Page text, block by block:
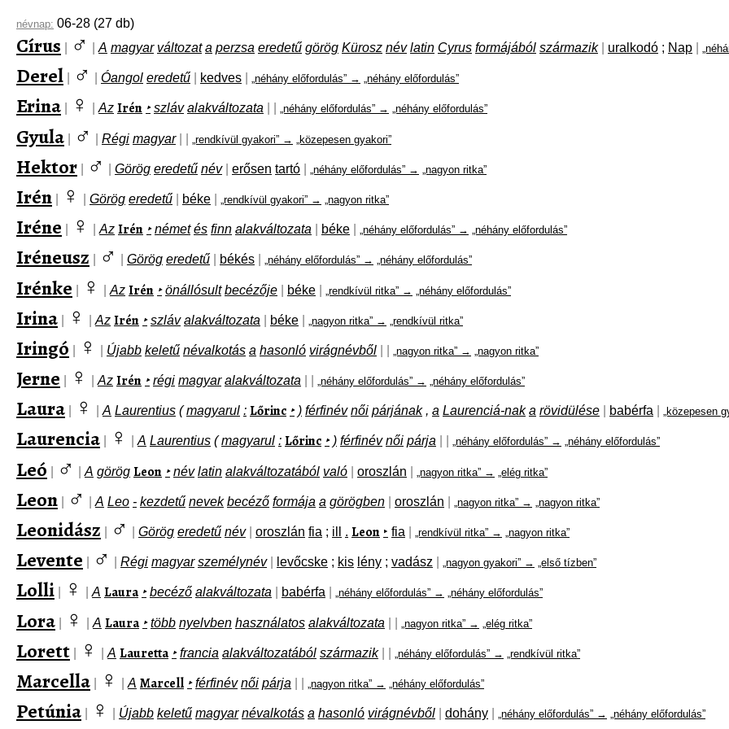
névnap: 06-28 (27 db)
Círus ♂ A magyar változat a perzsa eredetű görög Kürosz név latin Cyrus formájából származik uralkodó ; Nap
Derel ♂ Óangol eredetű kedves „néhány előfordulás” → „néhány előfordulás”
Erina ♀ Az Irén ‣ szláv alakváltozata „néhány előfordulás” → „néhány előfordulás”
Gyula ♂ Régi magyar „rendkívül gyakori” → „közepesen gyakori”
Hektor ♂ Görög eredetű név erősen tartó „néhány előfordulás” → „nagyon ritka”
Irén ♀ Görög eredetű béke „rendkívül gyakori” → „nagyon ritka”
Iréne ♀ Az Irén ‣ német és finn alakváltozata béke „néhány előfordulás” → „néhány előfordulás”
Iréneusz ♂ Görög eredetű békés „néhány előfordulás” → „néhány előfordulás”
Irénke ♀ Az Irén ‣ önállósult becézője béke „rendkívül ritka” → „néhány előfordulás”
Irina ♀ Az Irén ‣ szláv alakváltozata béke „nagyon ritka” → „rendkívül ritka”
Iringó ♀ Újabb keletű névalkotás a hasonló virágnévből „nagyon ritka” → „nagyon ritka”
Jerne ♀ Az Irén ‣ régi magyar alakváltozata „néhány előfordulás” → „néhány előfordulás”
Laura ♀ A Laurentius ( magyarul : Lőrinc ‣ ) férfinév női párjának , a Laurenciá-nak a rövidülése babérfa „közepesen
Laurencia ♀ A Laurentius ( magyarul : Lőrinc ‣ ) férfinév női párja „néhány előfordulás” → „néhány előfordulás”
Leó ♂ A görög Leon ‣ név latin alakváltozatából való oroszlán „nagyon ritka” → „elég ritka”
Leon ♂ A Leo - kezdetű nevek becéző formája a görögben oroszlán „nagyon ritka” → „nagyon ritka”
Leonidász ♂ Görög eredetű név oroszlán fia ; ill . Leon ‣ fia „rendkívül ritka” → „nagyon ritka”
Levente ♂ Régi magyar személynév levőcske ; kis lény ; vadász „nagyon gyakori” → „első tízben”
Lolli ♀ A Laura ‣ becéző alakváltozata babérfa „néhány előfordulás” → „néhány előfordulás”
Lora ♀ A Laura ‣ több nyelvben használatos alakváltozata „nagyon ritka” → „elég ritka”
Lorett ♀ A Lauretta ‣ francia alakváltozatából származik „néhány előfordulás” → „rendkívül ritka”
Marcella ♀ A Marcell ‣ férfinév női párja „nagyon ritka” → „néhány előfordulás”
Petúnia ♀ Újabb keletű magyar névalkotás a hasonló virágnévből dohány „néhány előfordulás” → „néhány előfordulás”